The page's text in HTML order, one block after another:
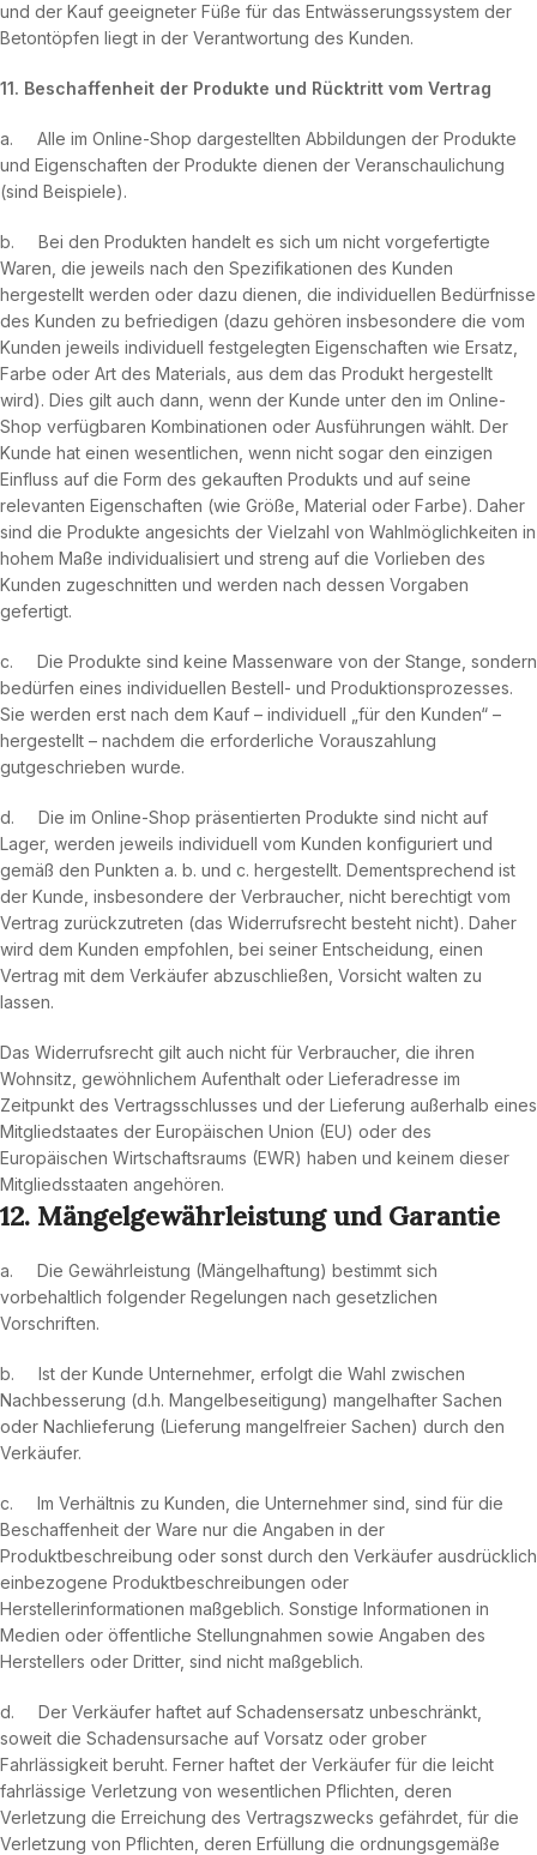
und der Kauf geeigneter Füße für das Entwässerungssystem der
Betontöpfen liegt in der Verantwortung des Kunden.
11. Beschaffenheit der Produkte und Rücktritt vom Vertrag
a. Alle im Online-Shop dargestellten Abbildungen der Produkte
und Eigenschaften der Produkte dienen der Veranschaulichung
(sind Beispiele).
b. Bei den Produkten handelt es sich um nicht vorgefertigte
Waren, die jeweils nach den Spezifikationen des Kunden
hergestellt werden oder dazu dienen, die individuellen Bedürfnisse
des Kunden zu befriedigen (dazu gehören insbesondere die vom
Kunden jeweils individuell festgelegten Eigenschaften wie Ersatz,
Farbe oder Art des Materials, aus dem das Produkt hergestellt
wird). Dies gilt auch dann, wenn der Kunde unter den im Online-
Shop verfügbaren Kombinationen oder Ausführungen wählt. Der
Kunde hat einen wesentlichen, wenn nicht sogar den einzigen
Einfluss auf die Form des gekauften Produkts und auf seine
relevanten Eigenschaften (wie Größe, Material oder Farbe). Daher
sind die Produkte angesichts der Vielzahl von Wahlmöglichkeiten in
hohem Maße individualisiert und streng auf die Vorlieben des
Kunden zugeschnitten und werden nach dessen Vorgaben
gefertigt.
c. Die Produkte sind keine Massenware von der Stange, sondern
bedürfen eines individuellen Bestell- und Produktionsprozesses.
Sie werden erst nach dem Kauf – individuell „für den Kunden“ –
hergestellt – nachdem die erforderliche Vorauszahlung
gutgeschrieben wurde.
d. Die im Online-Shop präsentierten Produkte sind nicht auf
Lager, werden jeweils individuell vom Kunden konfiguriert und
gemäß den Punkten a. b. und c. hergestellt. Dementsprechend ist
der Kunde, insbesondere der Verbraucher, nicht berechtigt vom
Vertrag zurückzutreten (das Widerrufsrecht besteht nicht). Daher
wird dem Kunden empfohlen, bei seiner Entscheidung, einen
Vertrag mit dem Verkäufer abzuschließen, Vorsicht walten zu
lassen.
Das Widerrufsrecht gilt auch nicht für Verbraucher, die ihren
Wohnsitz, gewöhnlichem Aufenthalt oder Lieferadresse im
Zeitpunkt des Vertragsschlusses und der Lieferung außerhalb eines
Mitgliedstaates der Europäischen Union (EU) oder des
Europäischen Wirtschaftsraums (EWR) haben und keinem dieser
Mitgliedsstaaten angehören.
12. Mängelgewährleistung und Garantie
a. Die Gewährleistung (Mängelhaftung) bestimmt sich
vorbehaltlich folgender Regelungen nach gesetzlichen
Vorschriften.
b. Ist der Kunde Unternehmer, erfolgt die Wahl zwischen
Nachbesserung (d.h. Mangelbeseitigung) mangelhafter Sachen
oder Nachlieferung (Lieferung mangelfreier Sachen) durch den
Verkäufer.
c. Im Verhältnis zu Kunden, die Unternehmer sind, sind für die
Beschaffenheit der Ware nur die Angaben in der
Produktbeschreibung oder sonst durch den Verkäufer ausdrücklich
einbezogene Produktbeschreibungen oder
Herstellerinformationen maßgeblich. Sonstige Informationen in
Medien oder öffentliche Stellungnahmen sowie Angaben des
Herstellers oder Dritter, sind nicht maßgeblich.
d. Der Verkäufer haftet auf Schadensersatz unbeschränkt,
soweit die Schadensursache auf Vorsatz oder grober
Fahrlässigkeit beruht. Ferner haftet der Verkäufer für die leicht
fahrlässige Verletzung von wesentlichen Pflichten, deren
Verletzung die Erreichung des Vertragszwecks gefährdet, für die
Verletzung von Pflichten, deren Erfüllung die ordnungsgemäße